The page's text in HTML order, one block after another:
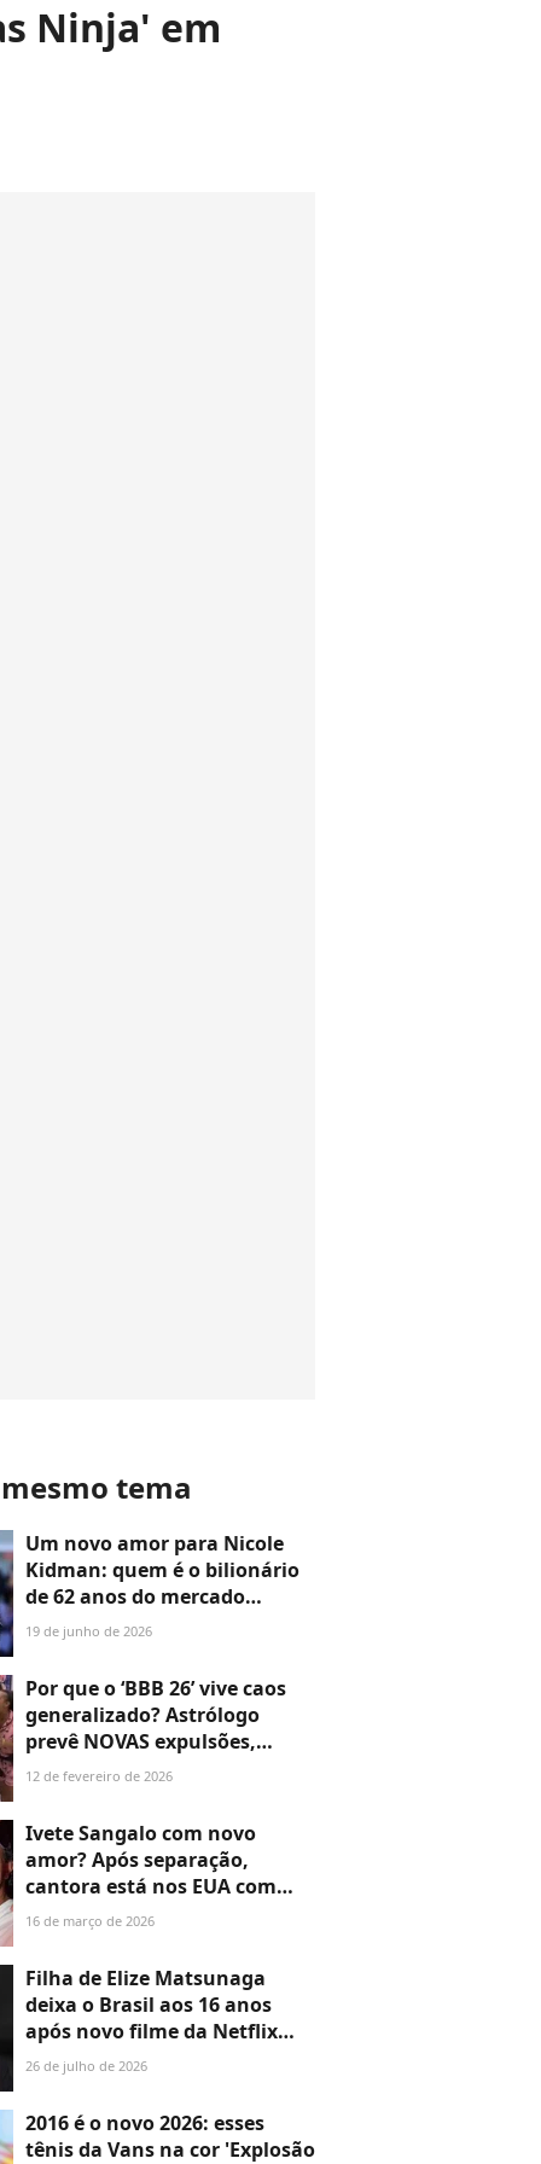
Ninja' em
tema
Um novo amor para Nicole
Kidman: quem é o bilionário
de 62 anos do mercado
financeiro dos EUA que
e agora é apontado como
novo affair
19 de junho de 2026
Por que o ‘BBB 26’ vive caos
generalizado? Astrólogo
prevê NOVAS expulsões,
explica tensão no jogo,
briga física: 'Revolta'
12 de fevereiro de 2026
Ivete Sangalo com novo
amor? Após separação,
cantora está nos EUA com
empresário recém-separado e
conheça!
16 de março de 2026
Filha de Elize Matsunaga
deixa o Brasil aos 16 anos
após novo filme da Netflix
sobre o crime
26 de julho de 2026
2016 é o novo 2026: esses
tênis da Vans na cor 'Explosão